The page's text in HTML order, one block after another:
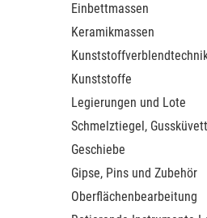
Einbettmassen
Keramikmassen
Kunststoffe
Legierungen und Lote
Schmelztiegel,
Geschiebe
Gipse, Pins und Zubehör
Oberflächenbearbeitung